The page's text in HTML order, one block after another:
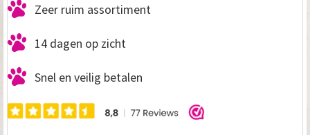
Zeer ruim assortiment
14 dagen op zicht
Snel en veilig betalen